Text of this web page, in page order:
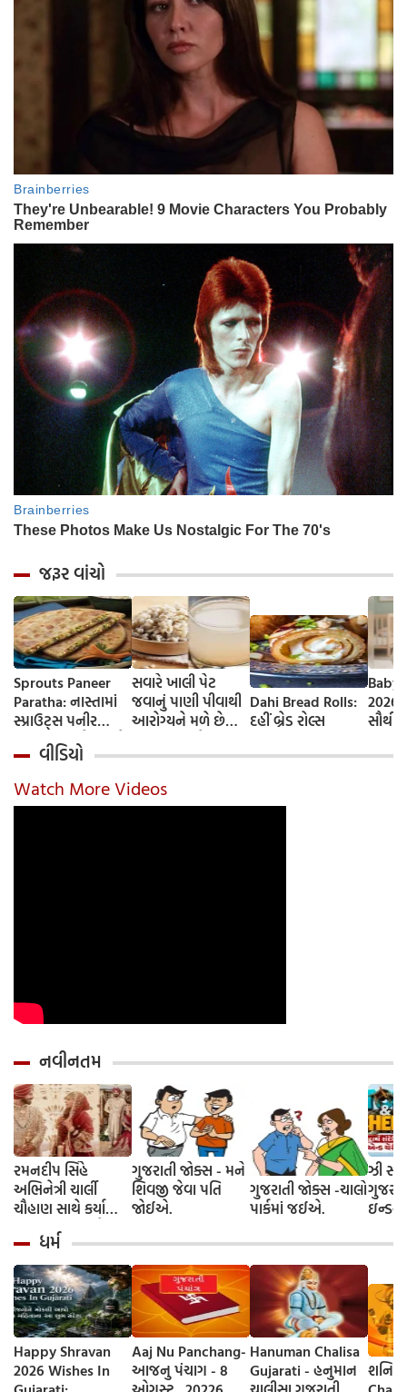
જરૂર વાંચો
Sprouts Paneer
Paratha: નાસ્તામાં
સ્પ્રાઉટ્સ પનીર
પરાઠા બનાવો, તમને
પ્રોટીનનો ડબલ ડોઝ
મળશે
સવારે ખાલી પેટ
જવાનું પાણી પીવાથી
આરોગ્યને મળે છે
જાણીએ તેના ફાયદા
અને ઉપયોગ કરવાની
યોગ્ય રીત
Dahi Bread Rolls:
દહીં બ્રેડ રોલ્સ
Baby
વીડિયો
Watch More Videos
નવીનતમ
રમનદીપ સિંહે
અભિનેત્રી ચાર્લી
ચૌહાણ સાથે કર્યા
લગ્ન, જશ્નમાં ક્રિકેટ
જગતના કલાકારોની
હાજરી
ગુજરાતી જોક્સ - મને
શિવજી જેવા પતિ
જોઈએ.
ગુજરાતી જોક્સ -ચાલો
પાર્કમાં જઈએ.
ઝી
રિલીઝ
ધર્મ
Happy Shravan
2026 Wishes In
Aaj Nu Panchang-
આજનુ પંચાગ - 8
Hanuman Chalisa
Gujarati - હનુમાન
શનિ